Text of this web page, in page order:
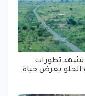
تشهد تطورات
يعرض حياة